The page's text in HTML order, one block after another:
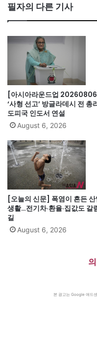
필자의 다른 기사
[아시아라운드업
‘사형 선고’ 방글라데시 전 총
도피국 인도서 연설
August 6, 2026
[오늘의 신문] 폭염이 흔든 산
생활…전기차·환율·집값도 갈
길
August 6, 2026
본 광고는 Google 애드